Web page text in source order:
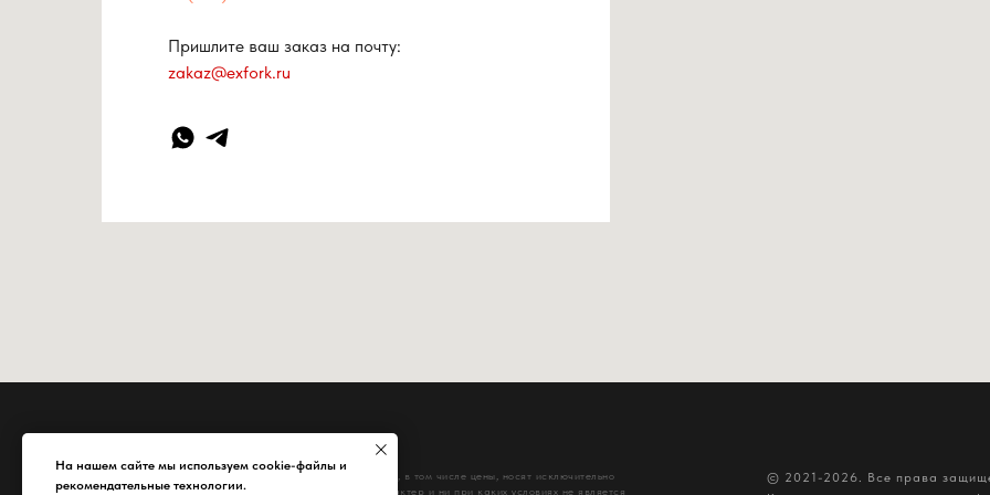
Пришлите ваш заказ на почту:
zakaz@exfork.ru
Информация на сайте, в том числе цены, носят исключительно
ознакомительный характер и ни при каких условиях не является
© 2021-2026. Все права
На нашем сайте мы используем cookie-файлы и
рекомендательные технологии.